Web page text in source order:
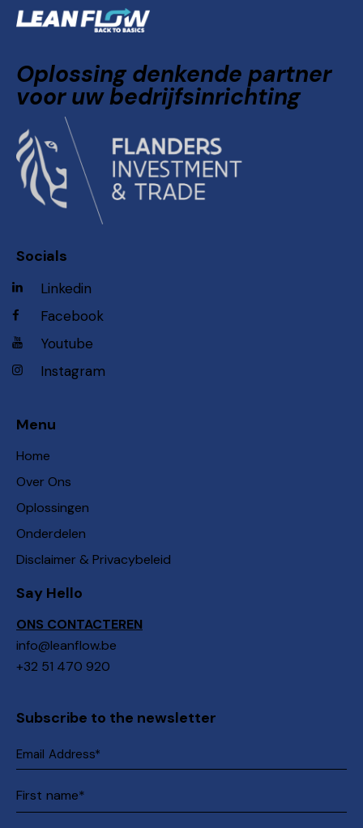
Oplossing denkende partner
voor uw bedrijfsinrichting
Socials
Linkedin
Facebook
Youtube
Instagram
Menu
Home
Over Ons
Oplossingen
Onderdelen
Disclaimer & Privacybeleid
Say Hello
ONS CONTACTEREN
info@leanflow.be
+32 51 470 920
Subscribe to the newsletter